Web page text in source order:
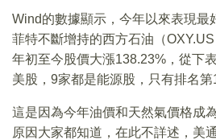
Wind的數據顯示，今年以來表現最
菲特不斷增持的西方石油（
年初至今股價大漲138.23%，從下
美股，9家都是能源股，只有排名第
這是因為今年油價和天然氣價格成
原因大家都知道，在此不詳述，美